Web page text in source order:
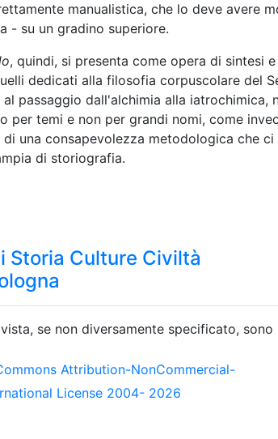
manualistica, che lo deve avere
- su un gradino superiore.
, quindi, si presenta come opera di sintesi
dedicati alla filosofia corpuscolare del
passaggio dall'alchimia alla
per temi e non per grandi nomi, come
una consapevolezza metodologica che
di storiografia.
Storia Culture Civiltà
se non diversamente specificato, sono
Attribution-NonCommercial-
License 2004- 2026